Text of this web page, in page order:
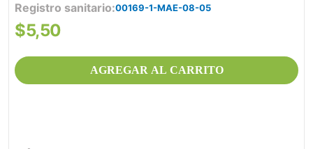
Registro sanitario 00169-1-MAE-08-05
$5,50
AGREGAR AL CARRITO